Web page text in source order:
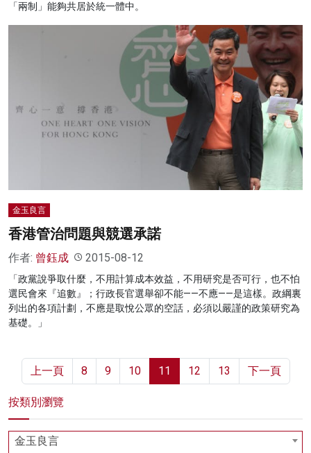
「兩制」能夠共居於統一體中。
金玉良言
香港管治問題與競選承諾
作者: 曾鈺成 2015-08-12
「政黨說爭取什麼，不用計算成本效益，不用研究是否可行，也不怕
選民會來『追數』；行政長官選舉卻不能——不應——是這樣。政綱裏
列出的各項計劃，不應是取悅公眾的空話，必須以嚴謹的政策研究為
基礎。」
上一頁 8 9 10 11 12 13 下一頁
按類別瀏覽
金玉良言